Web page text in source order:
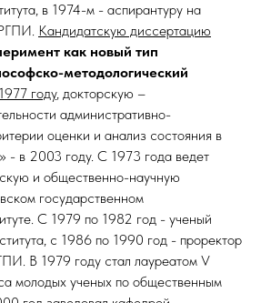
в 1974-м - аспирантуру на
Кандидатскую диссертацию
как новый тип
методологический
году, докторскую –
административно-
оценки и анализ состояния в
- в 2003 году. С 1973 года ведет
и общественно-научную
государственном
С 1979 по 1982 год - ученый
с 1986 по 1990 год - проректор
В 1979 году стал лауреатом V
молодых ученых по общественным